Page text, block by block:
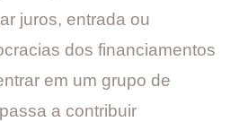
juros, entrada ou
dos financiamentos
em um grupo de
a contribuir